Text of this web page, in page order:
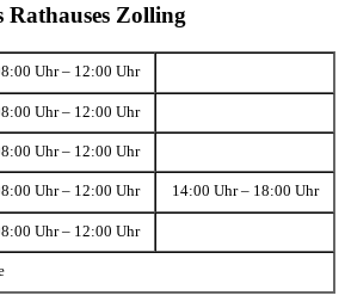
Rathauses Zolling
Uhr – 12:00 Uhr
Uhr – 12:00 Uhr
Uhr – 12:00 Uhr
Uhr – 12:00 Uhr 14:00 Uhr – 18:00 Uhr
Uhr – 12:00 Uhr